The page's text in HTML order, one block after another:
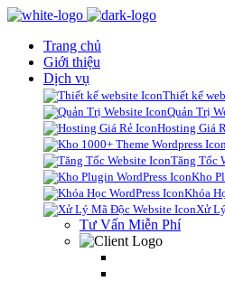
Trang chủ
Giới thiệu
Dịch vụ
Thiết kế
Quản Trị
Hosting Giá
Tăng Tốc
Kho
Khóa
Xử
Tư Vấn Miễn Phí